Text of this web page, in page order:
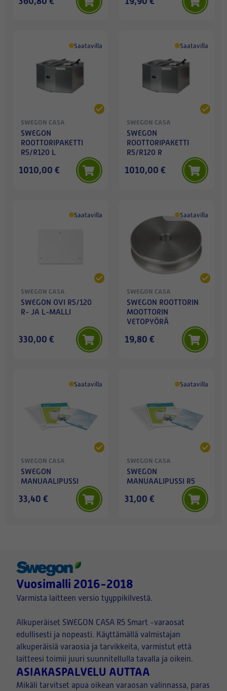
Saatavilla
SWEGON CASA
SWEGON
ROOTTORIPAKETTI
R5/R120 L
1010,00 €
Saatavilla
SWEGON CASA
SWEGON
ROOTTORIPAKETTI
R5/R120 R
1010,00 €
Saatavilla
SWEGON CASA
SWEGON OVI R5/120
R- JA L-MALLI
330,00 €
Saatavilla
SWEGON CASA
SWEGON ROOTTORIN
MOOTTORIN
VETOPYÖRÄ
19,80 €
Saatavilla
SWEGON CASA
SWEGON
MANUAALIPUSSI
33,40 €
Saatavilla
SWEGON CASA
SWEGON
MANUAALIPUSSI R5
31,00 €
Vuosimalli 2016-2018
Varmista laitteen versio tyyppikilvestä.
Alkuperäiset SWEGON CASA R5 Smart -varaosat
edullisesti ja nopeasti. Käyttämällä valmistajan
alkuperäisiä varaosia ja tarvikkeita, varmistut että
laitteesi toimii juuri suunnitellulla tavalla ja oikein.
ASIAKASPALVELU AUTTAA
Mikäli tarvitset apua oikean varaosan valinnassa, paras